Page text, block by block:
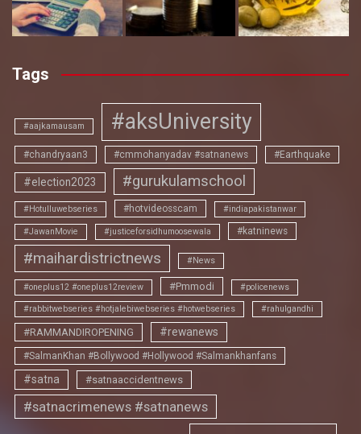
Tags
#aajkamausam #aksUniversity
#chandryaan3 #cmmohanyadav #satnanews #Earthquake
#election2023 #gurukulamschool
#Hotulluwebseries #hotvideosscam #indiapakistanwar
#JawanMovie #justiceforsidhumoosewala #katninews
#maihardistrictnews #News
#oneplus12 #oneplus12review #Pmmodi #policenews
#rabbitwebseries #hotjalebiwebseries #hotwebseries #rahulgandhi
#RAMMANDIROPENING #rewanews
#SalmanKhan #Bollywood #Hollywood #Salmankhanfans
#satna #satnaaccidentnews
#satnacrimenews #satnanews